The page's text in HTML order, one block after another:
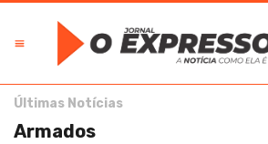
Últimas Notícias
Armados